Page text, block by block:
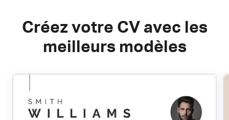
Créez votre CV avec les
meilleurs modèles